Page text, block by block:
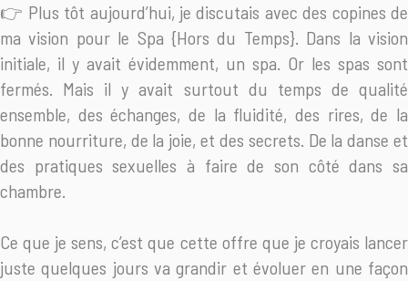
👉 Plus tôt aujourd’hui, je discutais avec des copines de
ma vision pour le Spa {Hors du Temps}. Dans la vision
initiale, il y avait évidemment, un spa. Or les spas sont
fermés. Mais il y avait surtout du temps de qualité
ensemble, des échanges, de la fluidité, des rires, de la
bonne nourriture, de la joie, et des secrets. De la danse et
des pratiques sexuelles à faire de son côté dans sa
chambre.
Ce que je sens, c’est que cette offre que je croyais lancer
juste quelques jours va grandir et évoluer en une façon